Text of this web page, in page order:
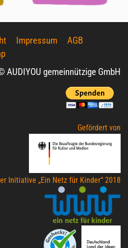
Impressum
AGB
AUDIYOU gemeinnützige GmbH
Gefördert von
Initiative „Ein Netz für Kinder“ 2018